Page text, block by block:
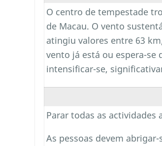
O centro de tempestade
de Macau. O vento
atingiu valores entre 63
vento já está ou espera-se
intensificar-se,
Parar todas as actividades
As pessoas devem